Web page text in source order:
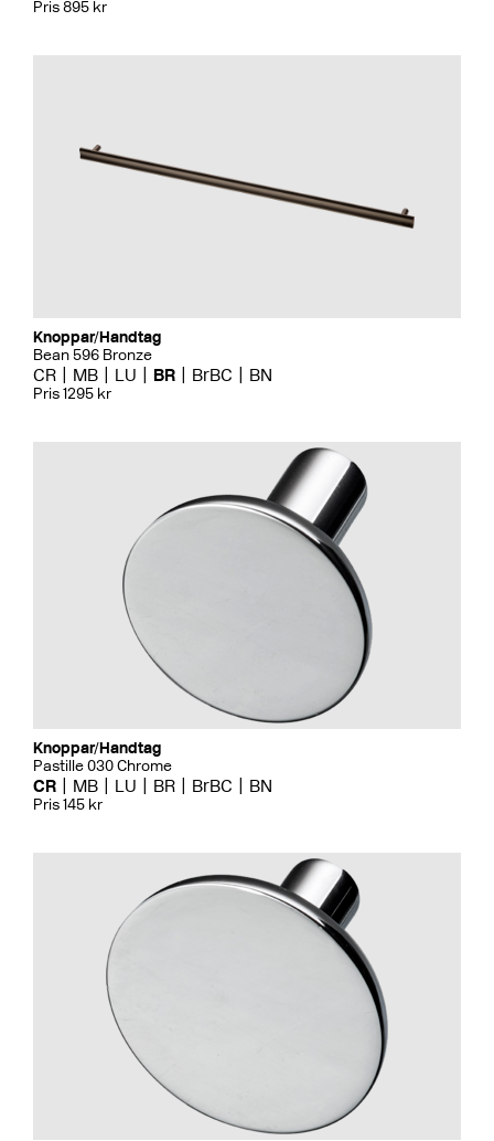
Pris 895 kr
Knoppar/Handtag
Bean 596 Bronze
CR MB LU BR BrBC BN
Pris 1295 kr
Knoppar/Handtag
Pastille 030 Chrome
CR MB LU BR BrBC BN
Pris 145 kr